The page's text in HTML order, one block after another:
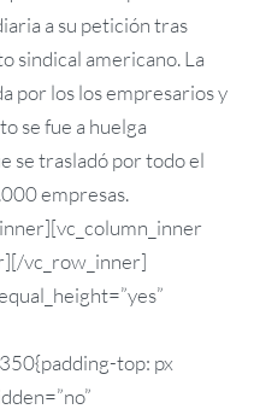
a su petición tras
sindical americano. La
por los los empresarios y
se fue a huelga
se trasladó por todo el
empresas.
vc_row_inner]
top: px